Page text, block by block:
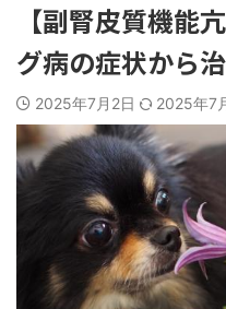
【副腎皮質機能
グ病の症状から
2025年7月2日 2025年7